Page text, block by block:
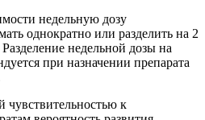
недельную дозу
однократно или разделить на 2
недельной дозы на
при назначении препарата
к